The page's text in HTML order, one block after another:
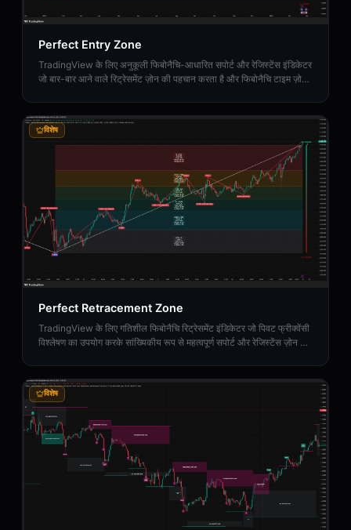
Perfect Entry Zone
TradingView के लिए अनुकूली फिबोनैचि-आधारित सपोर्ट और रेजिस्टेंस इंडिकेटर
जो बार-बार आने वाले रिट्रेसमेंट ज़ोन की पहचान करता है और फिबोनैचि टाइम ज़ोन
विशेष
Perfect Retracement Zone
TradingView के लिए गतिशील फिबोनैचि रिट्रेसमेंट इंडिकेटर जो पिवट फ्रीक्वेंसी
विश्लेषण का उपयोग करके सांख्यिकीय रूप से महत्वपूर्ण सपोर्ट और रेजिस्टेंस ज़ोन की
विशेष